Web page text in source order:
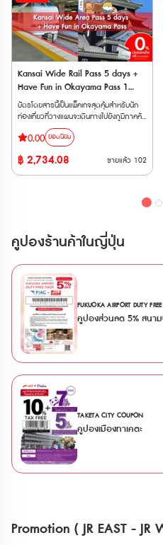
Kansai Wide Rail Pass 5 days +
Have Fun in Okayama Pass 1
week Free Pass
บัตรโดยสารนี้เป็นแพ็คเกจสุดคุ้มสำหรับนัก
ท่องเที่ยวที่วางแผนจะเดินทางไปยังภูมิภาคคัน
ไซและโอกายามะในประเทศญี่ปุ่น (ตั๋วสำหรับ
ผู้ใหญ่ อายุ 12 ปีขึ้นไป) โดยประกอบด้วย
Wide Area 5 Days : เป็นบัตรโดยสาร
รถไฟ JR ที่ให้คุณเดินทางได้อย่างอิสระในพื้นที่
เที่ยวต่างๆ ในจังหวัดโอกายามะได้ฟรี
สามารถเข้าชมสถานที่ท่องเที่ยวได้ 3 สถานที่
โดยมีระยะเวลาการใช้งาน 7 วัน หลังจากการ
เข้าใช้ครั้งแรก (ตั๋ว Have Fun in Okayama
: ตั๋วมีอายุ 270 วัน นับจากวันที่สั่งซื้อ)
**ตั๋ว JR สามารถสั่งซื้อล่วงหน้าก่อนเดินทาง
ได้ 90 วัน เนื่องจากต้องนำ Voucher JR ไป
แลกตั๋วจริงที่ญี่ปุ่นภายในไม่เกิน 90 วัน
**กรณีทำรายการสั่งซื้อตั๋ว E-Ticket
ภายในเวลา 13.00 น. จะได้รับ Voucher
ทางอีเมลภายในวัน และหากสั่งซื้อหลังเวลา
ดังกล่าว จะได้รับภายในวันถัดไป บัตร JR
Pass สำหรับภูมิภาคคันไซ และ บัตร Have
Fun in Okayama Pass การใช้งาน •
สามารถใช้รถไฟ Sanyo Shinkansen (Shin-
Osaka-Okayama รวมไปถึง NOZOMI,
MIZUHO) • สามารถใช้รถไฟด่วนพิเศษและ
รถไฟธรรมดา (รวมไปถึงรถไฟเร็วและรถไฟ
เร็วพิเศษ) ภายใน Area แบบไม่ระบุที่นั่ง •
สามารถทำ Reserved Seat ที่ตู้ปกติได้ฟรี
แบบไม่จำกัดครั้ง สามารถใช้กับขบวน Sanyo
Shinkansen (Shin-Osaka-Okayama) และ
Electric Railway • สามารถใช้รถไฟ Chizu
Express • สามารถใช้รถบัส West JR Bus
0.00 ยอดนิยม
฿ 2,734.08 ขายแล้ว 102
คูปองร้านค้าในญี่ปุ่น
FUKUOKA AIRPORT DUTY
คูปองส่วนลด 5% สนา
TAKETA CITY COUPON
คูปองเมืองทาเคตะ
Promotion ( JR EAST - JR